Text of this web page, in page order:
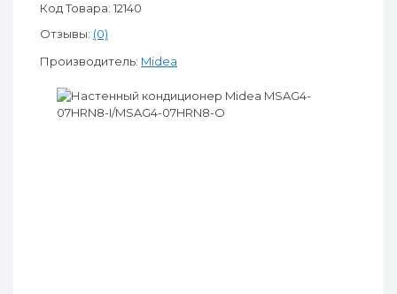
Код Товара: 12140
Отзывы: (0)
Производитель: Midea